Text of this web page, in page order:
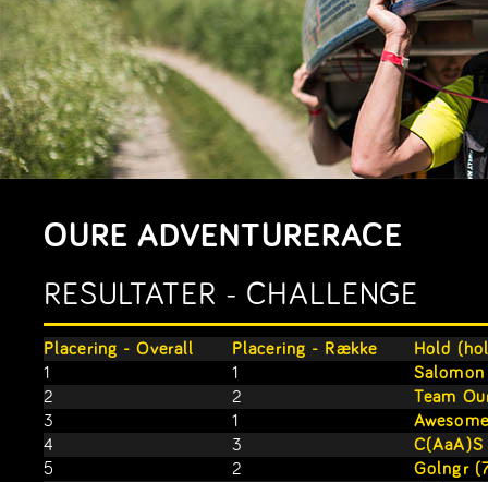
OURE ADVENTURERACE
RESULTATER - CHALLENGE
Placering - Overall Placering - Række
Hold
1
1
2
2
Team
3
1
4
3
5
2
Golngr